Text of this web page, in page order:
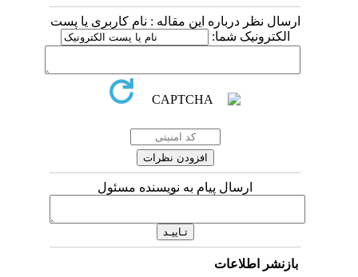
ارسال نظر درباره این مقاله : نام کاربری یا پست
الکترونیک شما:
ارسال پیام به نویسنده مسئول
بازنشر اطلاعات